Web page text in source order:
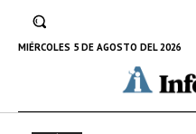
MIÉRCOLES 5 DE AGOSTO DEL 2026
entre más de
24 DE